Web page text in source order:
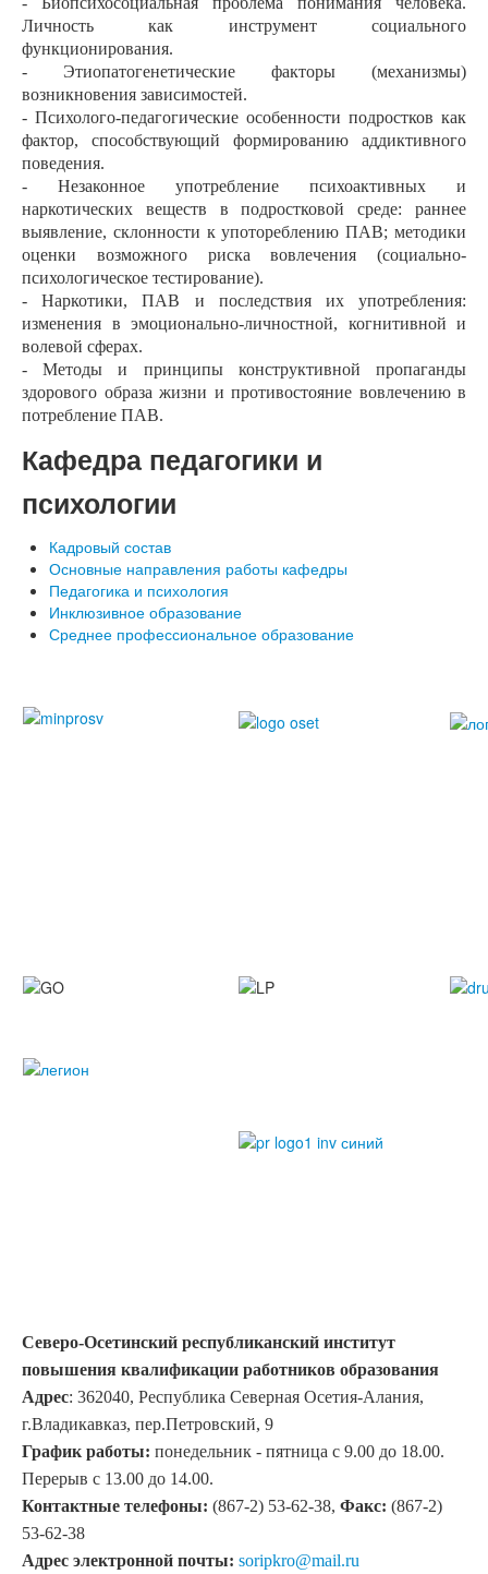
Личность как инструмент социального
функционирования.
- Этиопатогенетические факторы (механизмы)
возникновения зависимостей.
- Психолого-педагогические особенности подростков как
фактор, способствующий формированию аддиктивного
поведения.
- Незаконное употребление психоактивных и
наркотических веществ в подростковой среде: раннее
выявление, склонности к употореблению ПАВ; методики
оценки возможного риска вовлечения (социально-
психологическое тестирование).
- Наркотики, ПАВ и последствия их употребления:
изменения в эмоционально-личностной, когнитивной и
волевой сферах.
- Методы и принципы конструктивной пропаганды
здорового образа жизни и противостояние вовлечению в
потребление ПАВ.
Кафедра педагогики и
психологии
Кадровый состав
Основные направления работы кафедры
Педагогика и психология
Инклюзивное образование
Среднее профессиональное образование
Северо-Осетинский республиканский институт
повышения квалификации работников образования
Адрес: 362040, Республика Северная Осетия-Алания,
г.Владикавказ, пер.Петровский, 9
График работы: понедельник - пятница с 9.00 до 18.00.
Перерыв с 13.00 до 14.00.
Контактные телефоны: (867-2) 53-62-38, Факс: (867-2)
53-62-38
Адрес электронной почты: soripkro@mail.ru